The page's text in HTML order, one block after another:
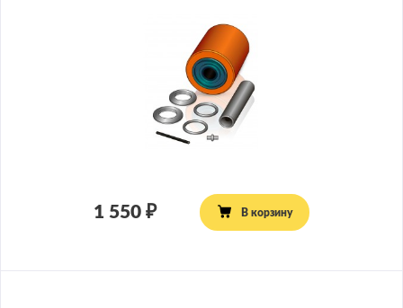
1 550 В корзину